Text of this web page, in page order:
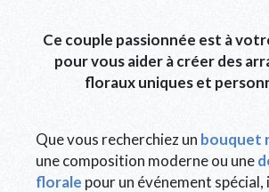
Ce couple passionnée est à
pour vous aider à créer des
floraux uniques et
Que vous recherchiez un bouquet
une composition moderne ou une
florale pour un événement